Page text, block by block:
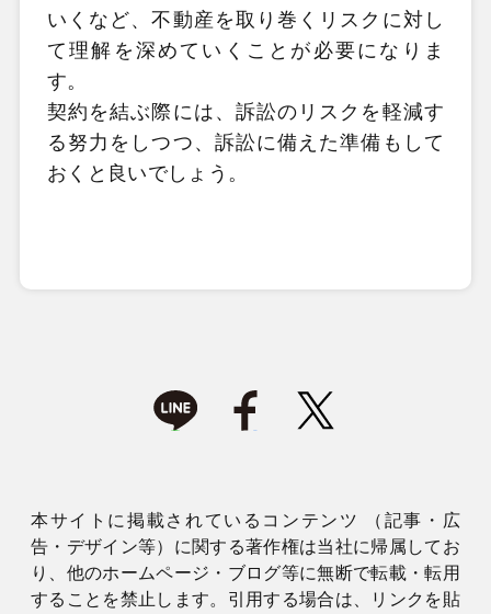
いくなど、不動産を取り巻くリスクに対し
て理解を深めていくことが必要になりま
す。
契約を結ぶ際には、訴訟のリスクを軽減す
る努力をしつつ、訴訟に備えた準備もして
おくと良いでしょう。
本サイトに掲載されているコンテンツ （記事・広
告・デザイン等）に関する著作権は当社に帰属してお
り、他のホームページ・ブログ等に無断で転載・転用
することを禁止します。引用する場合は、リンクを貼